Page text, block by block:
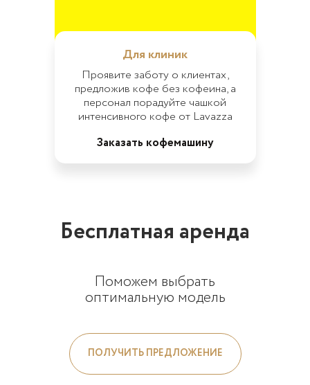
Для клиник
Проявите заботу о клиентах,
предложив кофе без кофеина, а
персонал порадуйте чашкой
интенсивного кофе от Lavazza
Бесплатная аренда
ПОЛУЧИТЬ ПРЕДЛОЖЕНИЕ
Поможем выбрать
оптимальную модель
Заказать кофемашину